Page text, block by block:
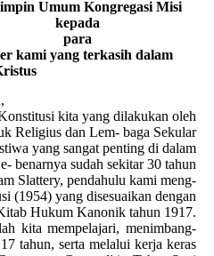
Umum Kongregasi Misi
kepada
para
kami yang terkasih dalam
kita yang dilakukan oleh
Religius dan Lem- baga Sekular
yang sangat penting di dalam
benarnya sudah sekitar 30 tahun
Slattery, pendahulu kami meng-
(1954) yang disesuaikan dengan
Hukum Kanonik tahun 1917.
kita mempelajari, menimbang-
tahun, serta melalui kerja keras